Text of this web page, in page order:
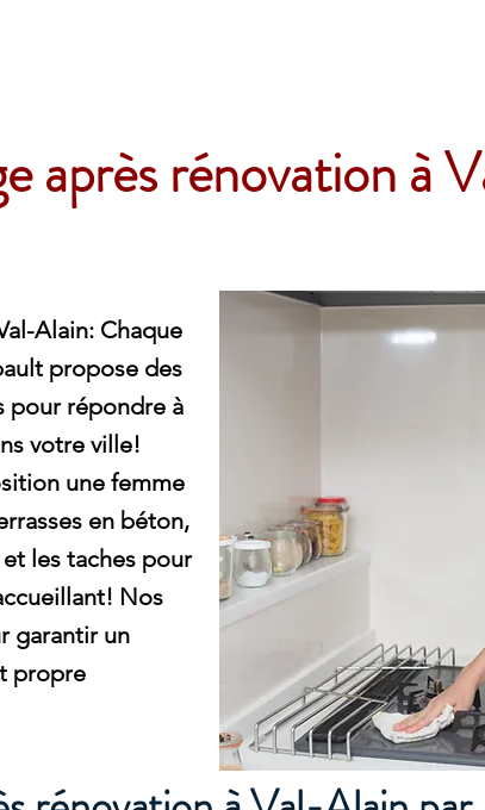
après rénovation à
Alain: Chaque
propose des
pour répondre à
votre ville!
une femme
en béton,
les taches pour
Nos
garantir un
propre